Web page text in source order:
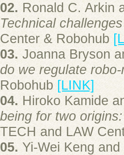
02. Ronald C. Arkin
Technical
Center & Robohub
03. Joanna Bryson
do we regulate
Robohub [LINK]
04. Hiroko Kamide
being for two
TECH and LAW
05. Yi-Wei Keng